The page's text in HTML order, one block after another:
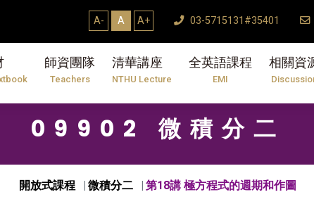
A- A A+ 03-5715131#35401
師資團隊
Teachers
清華講座
NTHU Lecture
全英語課程
EMI
相關資
09902 微積分二
開放式課程 微積分二 第18講 極方程式的週期和作圖